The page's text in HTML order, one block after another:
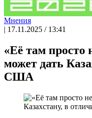
Мнения
| 17.11.2025 / 13:41
«Её там просто
может дать
США